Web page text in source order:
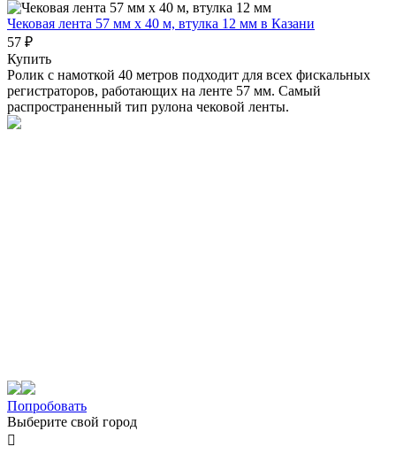
Чековая лента 57 мм x 40 м, втулка 12 мм в Казани
57 ₽
Купить
Ролик с намоткой 40 метров подходит для всех фискальных
регистраторов, работающих на ленте 57 мм. Самый
распространенный тип рулона чековой ленты.
Попробовать
Выберите свой город
